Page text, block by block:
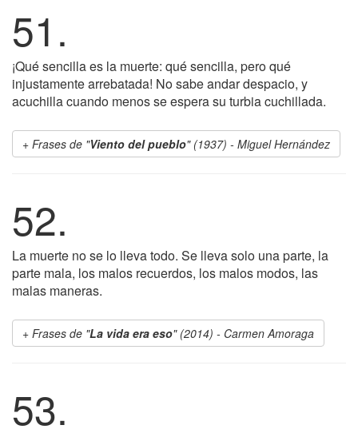
51.
¡Qué sencilla es la muerte: qué sencilla, pero qué
injustamente arrebatada! No sabe andar despacio, y
acuchilla cuando menos se espera su turbia cuchillada.
Frases de "Viento del pueblo" (1937) - Miguel Hernández
52.
La muerte no se lo lleva todo. Se lleva solo una parte, la
parte mala, los malos recuerdos, los malos modos, las
malas maneras.
Frases de "La vida era eso" (2014) - Carmen Amoraga
53.